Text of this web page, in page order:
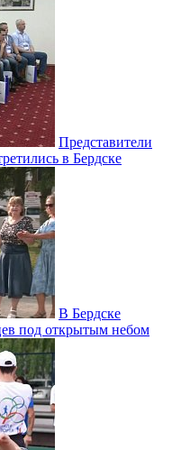
Представители
в Бердске
В Бердске
под открытым небом